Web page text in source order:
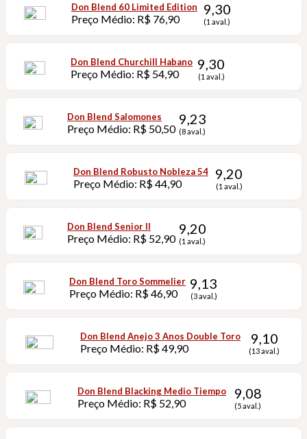
Don Blend 60 Limited Edition
Preço Médio: R$ 76,90
9,30
(1 aval.)
Don Blend Churchill Habano
Preço Médio: R$ 54,90
9,30
(1 aval.)
Don Blend Salomones
Preço Médio: R$ 50,50
9,23
(8 aval.)
Don Blend Robusto Nobleza 54
Preço Médio: R$ 44,90
9,20
(1 aval.)
Don Blend Senior II
Preço Médio: R$ 52,90
9,20
(1 aval.)
Don Blend Toro Sommelier
Preço Médio: R$ 46,90
9,13
(3 aval.)
Don Blend Anejo 3 Anos Double Toro
Preço Médio: R$ 49,90
9,10
(13 aval.)
Don Blend Blacking Medio Tiempo
Preço Médio: R$ 52,90
9,08
(5 aval.)